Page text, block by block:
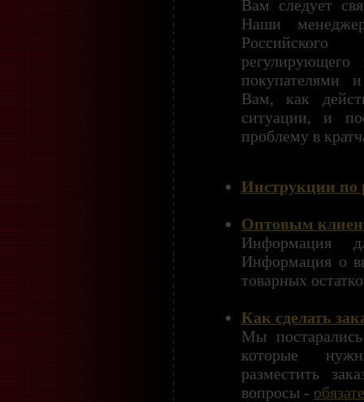
Вам следует
Наши
покупателями
Вам, как
ситуации, и
проблему в
Инструкции по
Оптовым
Информация
Информация о
товарных
Как сделать
Мы
которые
разместить
вопросы -